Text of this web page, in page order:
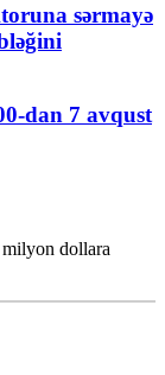
sərmayə
dan 7 avqust
milyon dollara